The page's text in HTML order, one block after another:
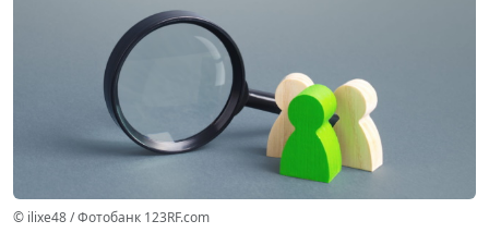
© ilixe48 / Фотобанк 123RF.com